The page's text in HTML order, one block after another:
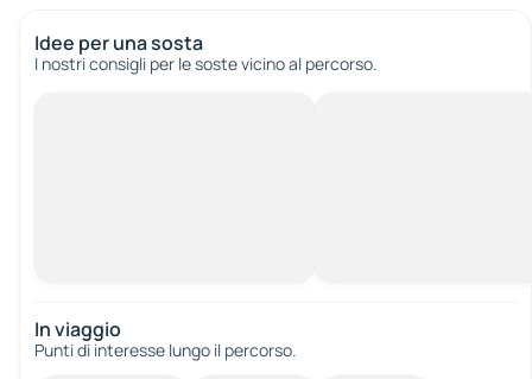
Idee per una sosta
I nostri consigli per le soste vicino al percorso.
In viaggio
Punti di interesse lungo il percorso.